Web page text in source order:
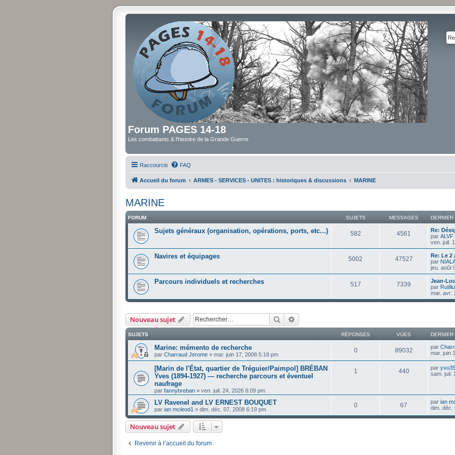
Forum PAGES 14-18
Les combattants & l'histoire de la Grande Guerre
Raccourcis FAQ
Accueil du forum ARMES - SERVICES - UNITES : historiques & discussions MARINE
MARINE
FORUM SUJETS MESSAGES
Sujets généraux (organisation, opérations, ports, etc...) 582 4561
Re:
par ALVF
ven. juil.
Navires et équipages 5002 47527
Re: Le 2
par
jeu. août
Parcours individuels et recherches 517 7339
Jean-
par
mar. avr.
Nouveau sujet Rechercher
SUJETS RÉPONSES VUES
Marine: mémento de recherche
par Charraud Jerome » mar. juin 17, 2008 5:18 pm
0 89032 par
mar. juin
[Marin de l'État, quartier de Tréguier/Paimpol] BRÉBAN
Yves (1894-1927) — recherche parcours et éventuel
naufrage
par fannybreban » ven. juil. 24, 2026 6:09 pm
1 440 par yvo35
sam. juil.
LV Ravenel and LV ERNEST BOUQUET
par ian mcleod1 » dim. déc. 07, 2008 6:19 pm
0 67 par ian
dim. déc.
Nouveau sujet
Revenir à l’accueil du forum